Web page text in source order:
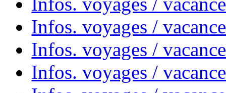
Infos. voyages /
Infos. voyages /
Infos. voyages /